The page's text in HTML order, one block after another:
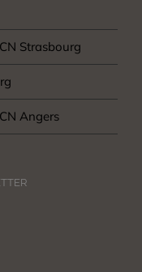
Strasbourg
Angers